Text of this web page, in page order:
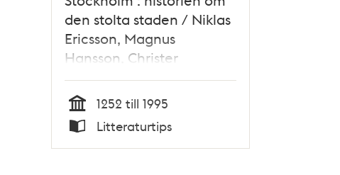
den stolta staden / Niklas
Ericsson, Magnus
Hansson, Christer
Jörgensen
Tid
1252 till 1995
Typ
Litteraturtips